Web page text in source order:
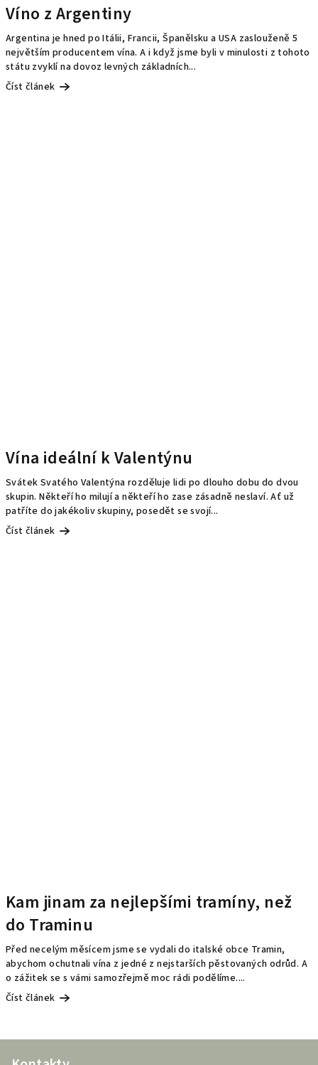
Víno z Argentiny
Argentina je hned po Itálii, Francii, Španělsku a USA zaslouženě 5
největším producentem vína. A i když jsme byli v minulosti z tohoto
státu zvyklí na dovoz levných základních...
Číst článek
Vína ideální k Valentýnu
Svátek Svatého Valentýna rozděluje lidi po dlouho dobu do dvou
skupin. Někteří ho milují a někteří ho zase zásadně neslaví. Ať už
patříte do jakékoliv skupiny, posedět se svojí...
Číst článek
Kam jinam za nejlepšími tramíny, než
do Traminu
Před necelým měsícem jsme se vydali do italské obce Tramin,
abychom ochutnali vína z jedné z nejstarších pěstovaných odrůd. A
o zážitek se s vámi samozřejmě moc rádi podělíme....
Číst článek